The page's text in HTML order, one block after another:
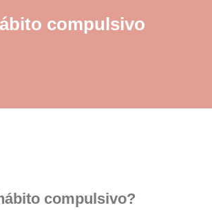
compulsivo
compulsivo?